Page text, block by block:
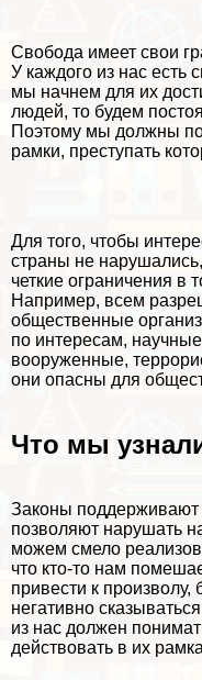
Свобода имеет свои
У каждого из нас есть
мы начнем для их
людей, то будем
Поэтому мы должны
рамки, преступать
Для того, чтобы
страны не
четкие ограничения в
Например, всем
общественные
по интересам,
вооруженные,
они опасны для
Что мы
Законы поддерживают
позволяют нарушать
можем смело
что кто-то нам
привести к произволу,
негативно
из нас должен
действовать в их